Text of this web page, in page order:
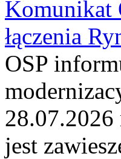
Komunikat
łączenia
OSP
jest